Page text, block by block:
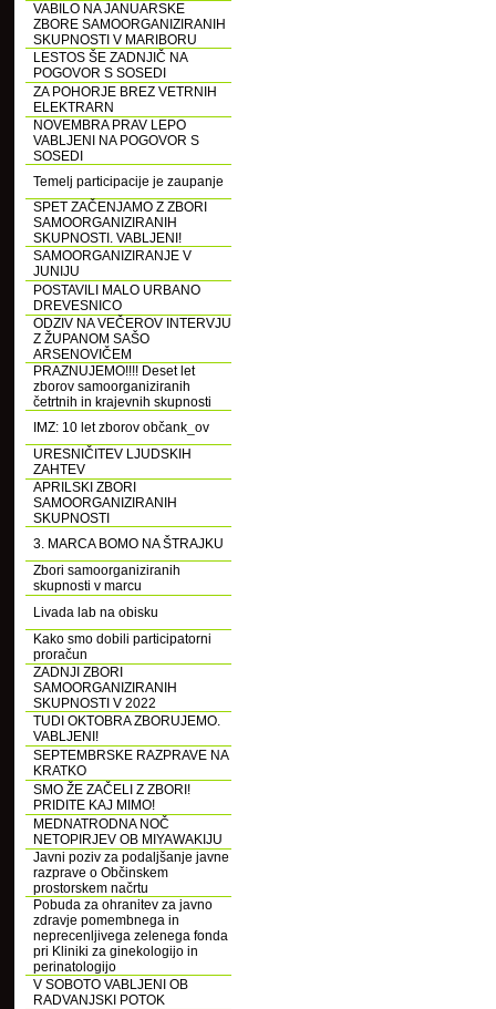
VABILO NA JANUARSKE
ZBORE SAMOORGANIZIRANIH
SKUPNOSTI V MARIBORU
LESTOS ŠE ZADNJIČ NA
POGOVOR S SOSEDI
ZA POHORJE BREZ VETRNIH
ELEKTRARN
NOVEMBRA PRAV LEPO
VABLJENI NA POGOVOR S
SOSEDI
Temelj participacije je zaupanje
SPET ZAČENJAMO Z ZBORI
SAMOORGANIZIRANIH
SKUPNOSTI. VABLJENI!
SAMOORGANIZIRANJE V
JUNIJU
POSTAVILI MALO URBANO
DREVESNICO
ODZIV NA VEČEROV INTERVJU
Z ŽUPANOM SAŠO
ARSENOVIČEM
PRAZNUJEMO!!!! Deset let
zborov samoorganiziranih
četrtnih in krajevnih skupnosti
IMZ: 10 let zborov občank_ov
URESNIČITEV LJUDSKIH
ZAHTEV
APRILSKI ZBORI
SAMOORGANIZIRANIH
SKUPNOSTI
3. MARCA BOMO NA ŠTRAJKU
Zbori samoorganiziranih
skupnosti v marcu
Livada lab na obisku
Kako smo dobili participatorni
proračun
ZADNJI ZBORI
SAMOORGANIZIRANIH
SKUPNOSTI V 2022
TUDI OKTOBRA ZBORUJEMO.
VABLJENI!
SEPTEMBRSKE RAZPRAVE NA
KRATKO
SMO ŽE ZAČELI Z ZBORI!
PRIDITE KAJ MIMO!
MEDNATRODNA NOČ
NETOPIRJEV OB MIYAWAKIJU
Javni poziv za podaljšanje javne
razprave o Občinskem
prostorskem načrtu
Pobuda za ohranitev za javno
zdravje pomembnega in
neprecenljivega zelenega fonda
pri Kliniki za ginekologijo in
perinatologijo
V SOBOTO VABLJENI OB
RADVANJSKI POTOK